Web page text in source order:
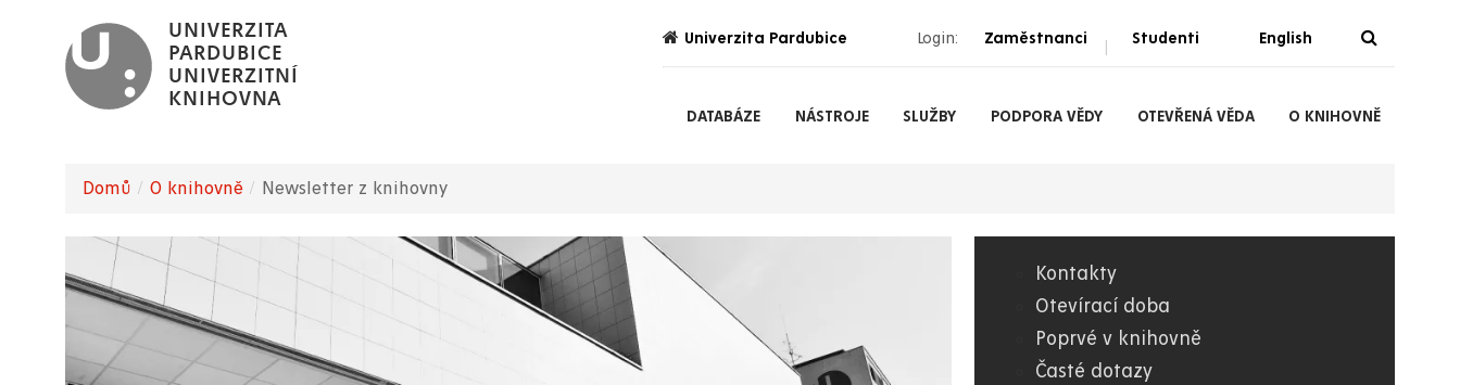
hlavnímu
UNIVERZITA
PARDUBICE
UNIVERZITNÍ
KNIHOVNA
Univerzita Pardubice Login: Zaměstnanci | Studenti English
DATABÁZE NÁSTROJE SLUŽBY PODPORA VĚDY OTEVŘENÁ VĚDA O KNIHOVNĚ
navigace
Domů O knihovně Newsletter z knihovny
09.
Knihovna
Kontakty
Otevírací doba
Poprvé v knihovně
Časté dotazy